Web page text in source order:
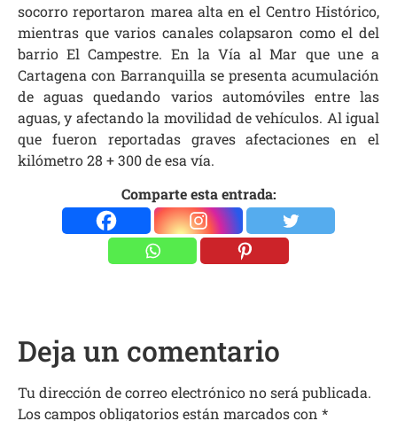
socorro reportaron marea alta en el Centro Histórico,
mientras que varios canales colapsaron como el del
barrio El Campestre. En la Vía al Mar que une a
Cartagena con Barranquilla se presenta acumulación
de aguas quedando varios automóviles entre las
aguas, y afectando la movilidad de vehículos. Al igual
que fueron reportadas graves afectaciones en el
kilómetro 28 + 300 de esa vía.
Comparte esta entrada:
Deja un comentario
Tu dirección de correo electrónico no será publicada.
Los campos obligatorios están marcados con *